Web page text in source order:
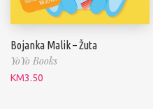
Bojanka Malik – Žuta
YoYo Books
KM3.50